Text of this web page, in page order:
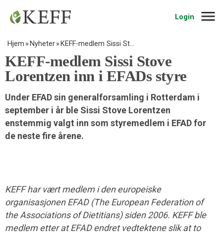
Login
Hjem Nyheter KEFF-medlem Sissi St…
KEFF-medlem Sissi Stove
Lorentzen inn i EFADs styre
Under EFAD sin generalforsamling i Rotterdam i
september i år ble Sissi Stove Lorentzen
enstemmig valgt inn som styremedlem i EFAD for
de neste fire årene.
KEFF har vært medlem i den europeiske
organisasjonen EFAD (The European Federation of
the Associations of Dietitians) siden 2006. KEFF ble
medlem etter at EFAD endret vedtektene slik at to